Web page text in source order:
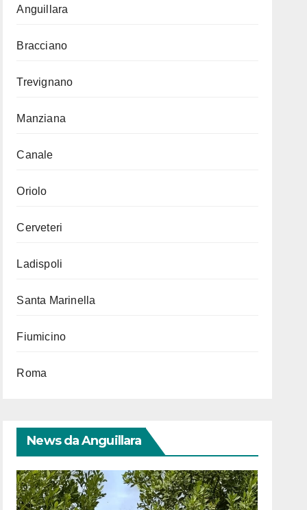
Anguillara
Bracciano
Trevignano
Manziana
Canale
Oriolo
Cerveteri
Ladispoli
Santa Marinella
Fiumicino
Roma
News da Anguillara